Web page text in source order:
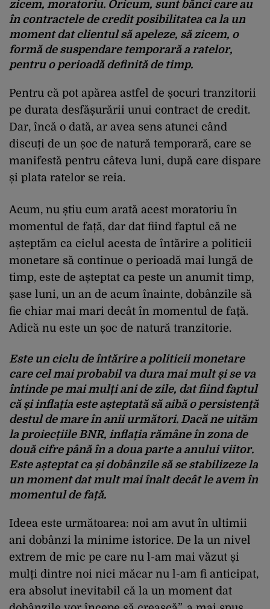
zicem, moratoriu. Oricum, sunt bănci care au
în contractele de credit posibilitatea ca la un
moment dat clientul să apeleze, să zicem, o
formă de suspendare temporară a ratelor,
pentru o perioadă definită de timp.
Pentru că pot apărea astfel de șocuri tranzitorii
pe durata desfășurării unui contract de credit.
Dar, încă o dată, ar avea sens atunci când
discuți de un șoc de natură temporară, care se
manifestă pentru câteva luni, după care dispare
și plata ratelor se reia.
Acum, nu știu cum arată acest moratoriu în
momentul de față, dar dat fiind faptul că ne
așteptăm ca ciclul acesta de întărire a politicii
monetare să continue o perioadă mai lungă de
timp, este de așteptat ca peste un anumit timp,
șase luni, un an de acum înainte, dobânzile să
fie chiar mai mari decât în momentul de față.
Adică nu este un șoc de natură tranzitorie.
Este un ciclu de întărire a politicii monetare
care cel mai probabil va dura mai mult și se va
întinde pe mai mulți ani de zile, dat fiind faptul
că și inflația este așteptată să aibă o persistență
destul de mare în anii următori. Dacă ne uităm
la proiecțiile BNR, inflația rămâne în zona de
două cifre până în a doua parte a anului viitor.
Este așteptat ca și dobânzile să se stabilizeze la
un moment dat mult mai înalt decât le avem în
momentul de față.
Ideea este următoarea: noi am avut în ultimii
ani dobânzi la minime istorice. De la un nivel
extrem de mic pe care nu l-am mai văzut și
mulți dintre noi nici măcar nu l-am fi anticipat,
era absolut inevitabil că la un moment dat